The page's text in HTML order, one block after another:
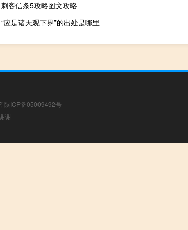
刺客信条5攻略图文攻略
“应是诸天观下界”的出处是哪里
陕ICP备05009492号
谢